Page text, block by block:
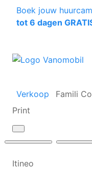
Boek jouw
tot 6 dagen
Verkoop
Famili
Print
Itineo